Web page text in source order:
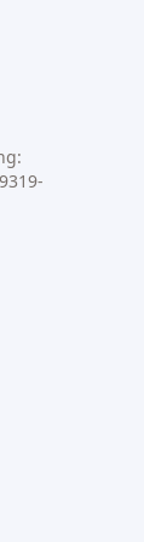
(missing:
9319-